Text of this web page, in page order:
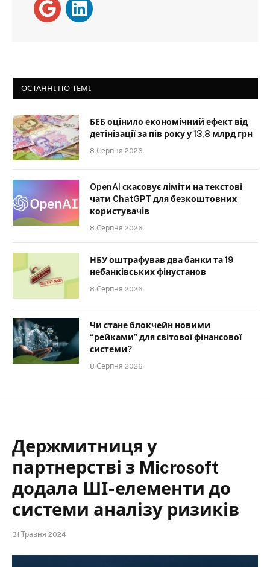
ОСТАННІ ПО ТЕМІ
БЕБ оцінило економічний ефект від
детінізації за пів року у 13,8 млрд грн
8 Серпня 2026
OpenAI скасовує ліміти на текстові
чати ChatGPT для безкоштовних
користувачів
8 Серпня 2026
НБУ оштрафував два банки та 19
небанківських фінустанов
8 Серпня 2026
Чи стане блокчейн новими
“рейками” для світової фінансової
системи?
8 Серпня 2026
Держмитниця у
партнерстві з Microsoft
додала ШІ-елементи до
системи аналізу ризиків
31 Травня 2024